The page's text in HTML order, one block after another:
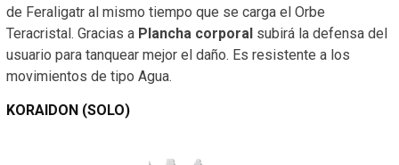
de Feraligatr al mismo tiempo que se carga el Orbe
Teracristal. Gracias a Plancha corporal subirá la defensa del
usuario para tanquear mejor el daño. Es resistente a los
movimientos de tipo Agua.
KORAIDON (SOLO)